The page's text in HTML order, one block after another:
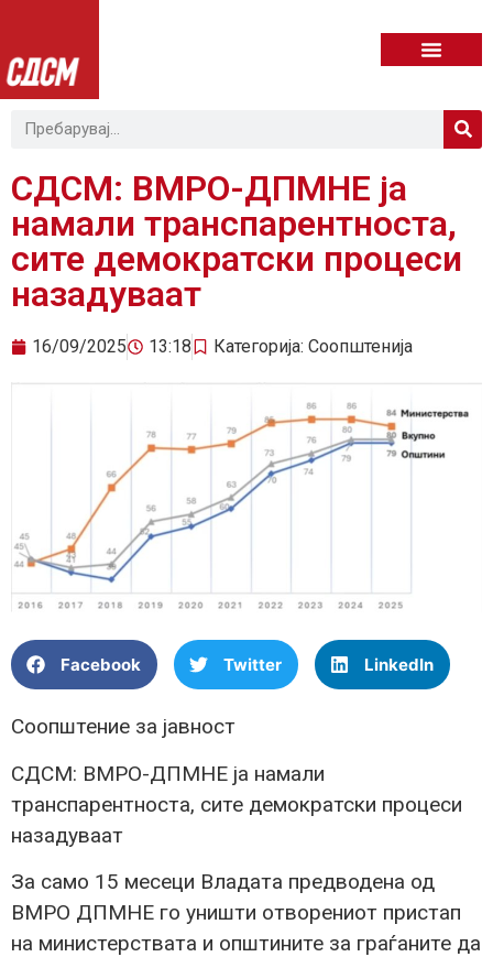
СДСМ: ВМРО-ДПМНЕ ја
намали транспарентноста,
сите демократски процеси
назадуваат
16/09/2025 13:18 Категорија: Соопштенија
Facebook Twitter LinkedIn
Соопштение за јавност
СДСМ: ВМРО-ДПМНЕ ја намали
транспарентноста, сите демократски процеси
назадуваат
За само 15 месеци Владата предводена од
ВМРО ДПМНЕ го уништи отворениот пристап
на министерствата и општините за граѓаните да